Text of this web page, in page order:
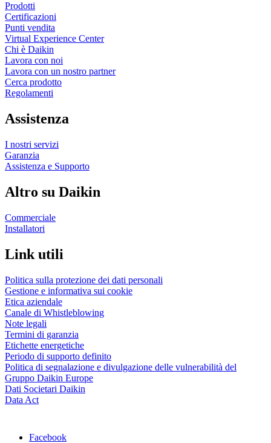
Prodotti
Certificazioni
Punti vendita
Virtual Experience Center
Chi è Daikin
Lavora con noi
Lavora con un nostro partner
Cerca prodotto
Regolamenti
Assistenza
I nostri servizi
Garanzia
Assistenza e Supporto
Altro su Daikin
Commerciale
Installatori
Link utili
Politica sulla protezione dei dati personali
Gestione e informativa sui cookie
Etica aziendale
Canale di Whistleblowing
Note legali
Termini di garanzia
Etichette energetiche
Periodo di supporto definito
Politica di segnalazione e divulgazione delle vulnerabilità del
Gruppo Daikin Europe
Dati Societari Daikin
Data Act
Facebook